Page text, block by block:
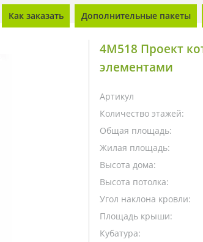
Как заказать Дополнительные пакеты
4M518 Проект
элементами
Артикул
Количество этажей:
Общая площадь:
Жилая площадь:
Высота дома:
Высота потолка:
Угол наклона кровли:
Площадь крыши:
Кубатура: